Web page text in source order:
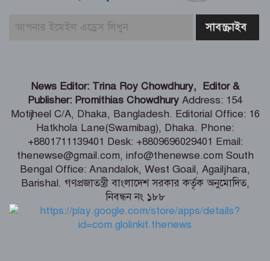
পুলিশ কর্মকর্তাদের নিয়ে অপপ্রচার, কঠোর
শিগগিরই শুরু হবে তিস্তা মহাপরিকল্পনা
বাস্তবায়নের কাজ – পানি সম্পদ মন্ত্রী
সংবাদপত্র সমাজের দর্পণ – মৎস্য ও
প্রাণিসম্পদ প্রতিমন্ত্রী
শেখ হাসিনা কি বেঁচে আছেন, না কি মারা
গেছেন- রাশেদ খাঁন
News Editor: Trina Roy Chowdhury, Editor &
Publisher: Promithias Chowdhury Address: 154
Motijheel C/A, Dhaka, Bangladesh. Editorial Office: 16
Hatkhola Lane(Swamibag), Dhaka. Phone:
+8801711139401 Desk: +8809696029401 Email:
thenewse@gmail.com, info@thenewse.com South
Bengal Office: Anandalok, West Goail, Agailjhara,
Barishal. গণপ্রজাতন্ত্রী বাংলাদেশ সরকার কর্তৃক অনুমোদিত,
নিবন্ধন নং ১৮৮